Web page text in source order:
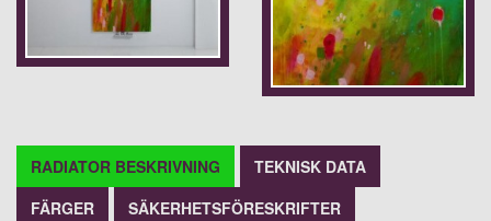
RADIATOR BESKRIVNING
TEKNISK DATA
FÄRGER
SÄKERHETSFÖRESKRIFTER